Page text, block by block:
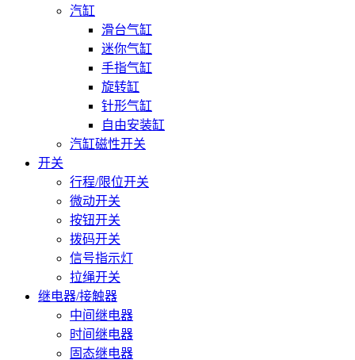
汽缸
滑台气缸
迷你气缸
手指气缸
旋转缸
针形气缸
自由安装缸
汽缸磁性开关
开关
行程/限位开关
微动开关
按钮开关
拨码开关
信号指示灯
拉绳开关
继电器/接触器
中间继电器
时间继电器
固态继电器